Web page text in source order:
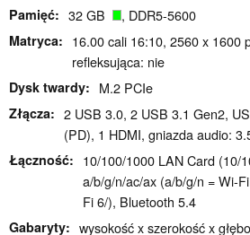
Pamięć 32 GB , DDR5-5600
Matryca
16.00 cali 16:10, 2560 x 1600
refleksująca: nie
Dysk twardy M.2 PCIe
Złącza
2 USB 3.0, 2 USB 3.1 Gen2,
(PD), 1 HDMI, gniazda audio:
Łączność
10/100/1000 LAN Card (10/
a/b/g/n/ac/ax (a/b/g/n = Wi-
Fi 6/), Bluetooth 5.4
Gabaryty
wysokość x szerokość x